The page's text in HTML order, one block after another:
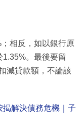
相反，如以銀行原
。最後要留
減貸款額，不論該
解決債務危機｜子